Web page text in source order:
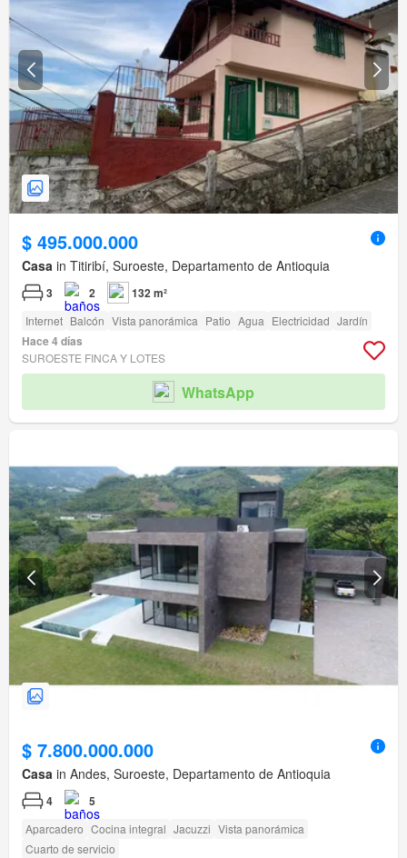
$ 495.000.000
Casa in Titiribí, Suroeste, Departamento de Antioquia
3 2 132 m²
Internet Balcón Vista panorámica Patio Agua Electricidad Jardín
Hace 4 días
SUROESTE FINCA Y LOTES
WhatsApp
$ 7.800.000.000
Casa in Andes, Suroeste, Departamento de Antioquia
4 5
Aparcadero Cocina integral Jacuzzi Vista panorámica
Cuarto de servicio